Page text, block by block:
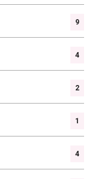
9
4
2
1
4